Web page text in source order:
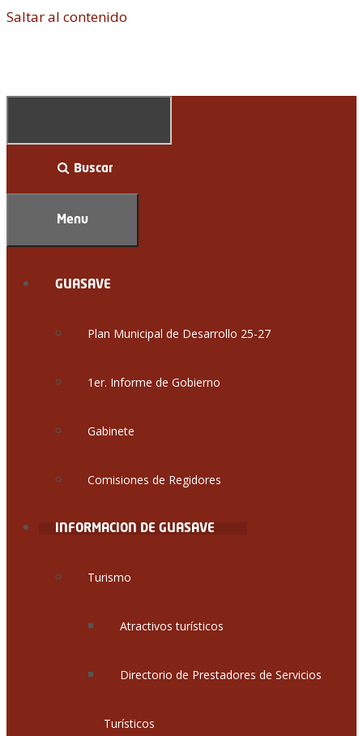
Saltar al contenido
Buscar
Menu
GUASAVE
Plan Municipal de Desarrollo 25-27
1er. Informe de Gobierno
Gabinete
Comisiones de Regidores
INFORMACION DE GUASAVE
Turismo
Atractivos turísticos
Directorio de Prestadores de Servicios
Turísticos